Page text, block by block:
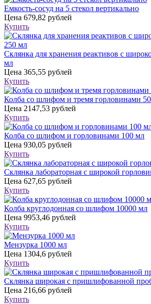
Емкость-сосуд на 5 стекол вертикально
Цена 679,82 рублей
Купить
Склянка для хранения реактивов с
мл
Цена 365,55 рублей
Купить
Колба со шлифом и тремя горловинами
Цена 2147,53 рублей
Купить
Колба со шлифом и горловинами 100 мл
Цена 930,05 рублей
Купить
Склянка лабораторная с широкой
Цена 627,65 рублей
Купить
Колба круглодонная со шлифом 10000 мл
Цена 9953,46 рублей
Купить
Мензурка 1000 мл
Цена 1304,6 рублей
Купить
Склянка широкая с пришлифованной
Цена 216,66 рублей
Купить